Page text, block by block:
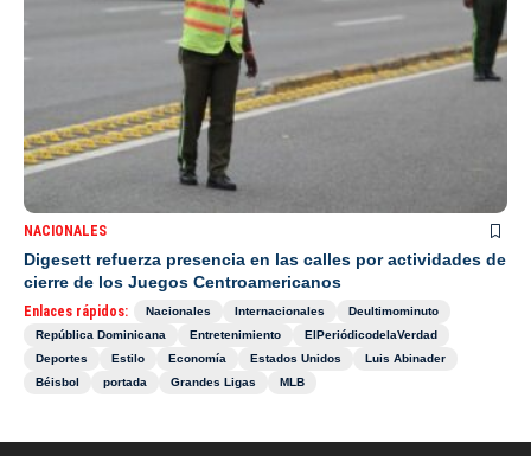
NACIONALES
Digesett refuerza presencia en las calles por actividades de
cierre de los Juegos Centroamericanos
Enlaces rápidos: Nacionales Internacionales
Deultimominuto
República Dominicana
Entretenimiento
ElPeriódicodelaVerdad
Deportes
Estilo Economía Estados Unidos
Luis Abinader
Béisbol
portada Grandes Ligas MLB